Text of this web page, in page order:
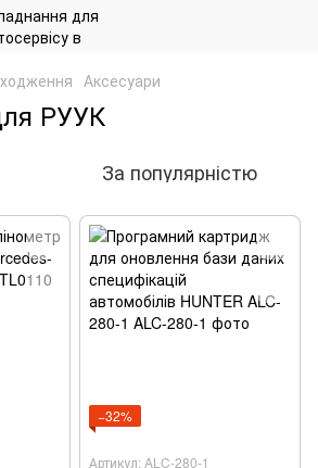
Аксесуари
РУУК
За популярністю
−32%
Артикул: ALC-280-1